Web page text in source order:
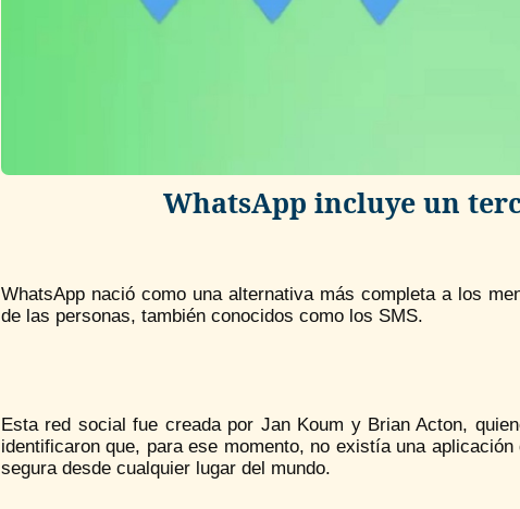
WhatsApp incluye un
WhatsApp nació como una alternativa más completa a los
de las personas, también conocidos como los SMS.
Esta red social fue creada por Jan Koum y Brian Acton,
identificaron que, para ese momento, no existía una
segura desde cualquier lugar del mundo.